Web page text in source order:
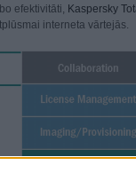
efektivitāti, Kaspersky
interneta vārtejās.